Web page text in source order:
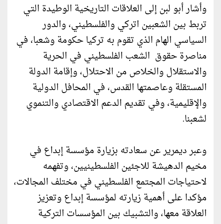
وأشار أبو لبن إلى العلاقات التاريخية الوطيدة التي
تربط بين الشعبين اتركي والفلسطيني، والدور
السياسي الهام الذي تقوم به تركيا حكومة وشعبا، في
مناصرة حقوق الشعب الفلسطيني في الحرية
والاستقلال والخلاص من الاحتلال، وإقامة الدولة
المستقلة وعاصمتها القدس، في المحافل الدولية
والإقليمية، وفي تقديم الدعم الاقتصادي والتنموي
لشعبنا.
وعبر ديمرير عن سعادته بزيارة مؤسسة إبداع في
مخيم الدهيشة للاجئين الفلسطينيين، وتفهمه
لاحتياجات المجتمع الفلسطيني في مختلف المجالات،
مؤكدا على أهمية زيارته لمؤسسة إبداع وتعزيز
العلاقة معها، والتشبيك بين المؤسسات التركية